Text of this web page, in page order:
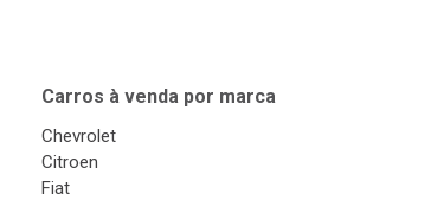
Carros à venda por marca
Chevrolet
Citroen
Fiat